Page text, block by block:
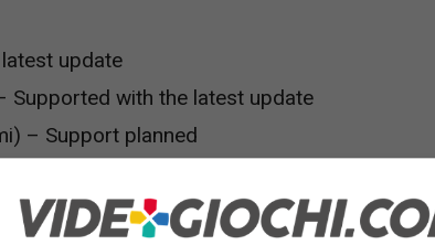
update
Supported with the latest update
– Support planned